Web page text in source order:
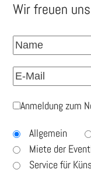
Wir freuen
Anmeldung zum
Allgemein
Miete der
Service für